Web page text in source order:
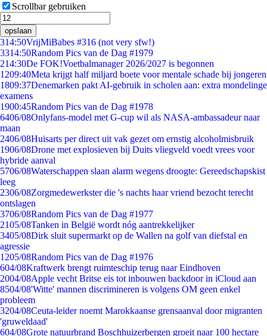
Scrollbar gebruiken
opslaan
314:50VrijMiBabes #316 (not very sfw!)
3314:50Random Pics van de Dag #1979
214:30De FOK!Voetbalmanager 2026/2027 is begonnen
1209:40Meta krijgt half miljard boete voor mentale schade bij jongeren
1809:37Denemarken pakt AI-gebruik in scholen aan: extra mondelinge
examens
1900:45Random Pics van de Dag #1978
6406/08Onlyfans-model met G-cup wil als NASA-ambassadeur naar
maan
2406/08Huisarts per direct uit vak gezet om ernstig alcoholmisbruik
1906/08Drone met explosieven bij Duits vliegveld voedt vrees voor
hybride aanval
5706/08Waterschappen slaan alarm wegens droogte: Gereedschapskist
leeg
2306/08Zorgmedewerkster die 's nachts haar vriend bezocht terecht
ontslagen
3706/08Random Pics van de Dag #1977
2105/08Tanken in België wordt nóg aantrekkelijker
3405/08Dirk sluit supermarkt op de Wallen na golf van diefstal en
agressie
1205/08Random Pics van de Dag #1976
604/08Kraftwerk brengt ruimteschip terug naar Eindhoven
2004/08Apple vecht Britse eis tot inbouwen backdoor in iCloud aan
8504/08'Witte' mannen discrimineren is volgens OM geen enkel
probleem
3204/08Ceuta-leider noemt Marokkaanse grensaanval door migranten
'gruweldaad'
604/08Grote natuurbrand Boschhuizerbergen groeit naar 100 hectare